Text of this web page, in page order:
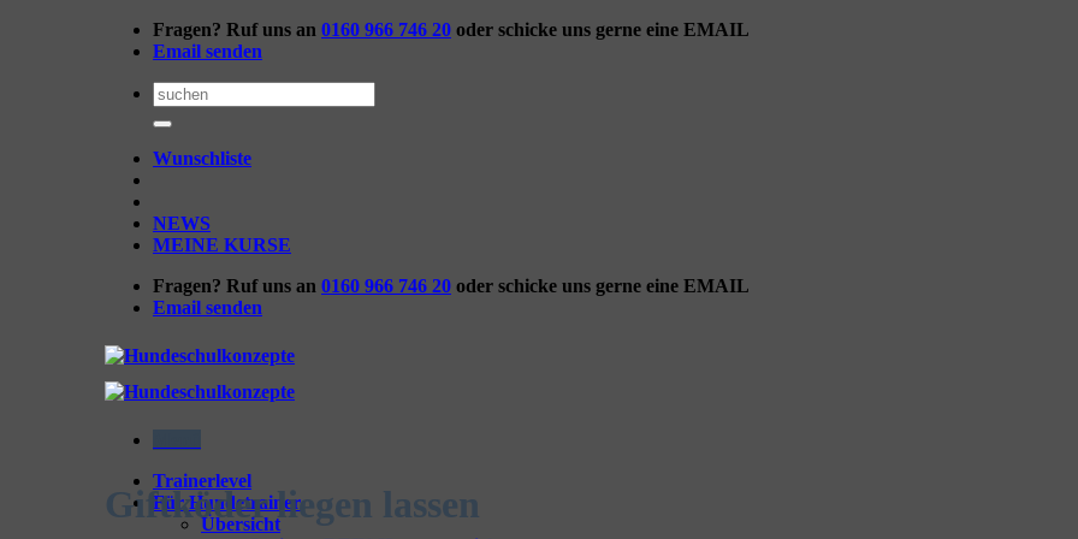
Fragen? Ruf uns an 0160 966 746 20 oder schicke uns gerne eine EMAIL
Email senden
Suchen
nach:
Wunschliste
NEWS
MEINE KURSE
Fragen? Ruf uns an 0160 966 746 20 oder schicke uns gerne eine EMAIL
Email senden
Trainerlevel
Für Hundetrainer
Übersicht
Giftköder liegen lassen